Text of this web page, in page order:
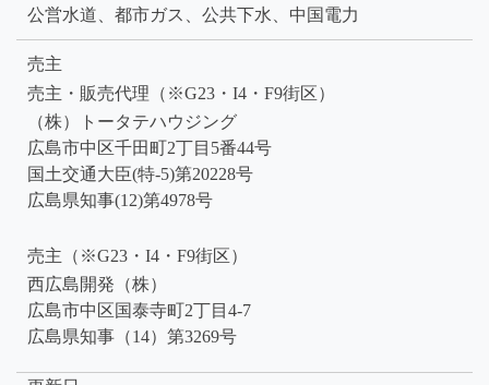
公営水道、都市ガス、公共下水、中国電力
売主
売主・販売代理（※G23・I4・F9街区）
（株）トータテハウジング
広島市中区千田町2丁目5番44号
国土交通大臣(特-5)第20228号
広島県知事(12)第4978号
売主（※G23・I4・F9街区）
西広島開発（株）
広島市中区国泰寺町2丁目4-7
広島県知事（14）第3269号